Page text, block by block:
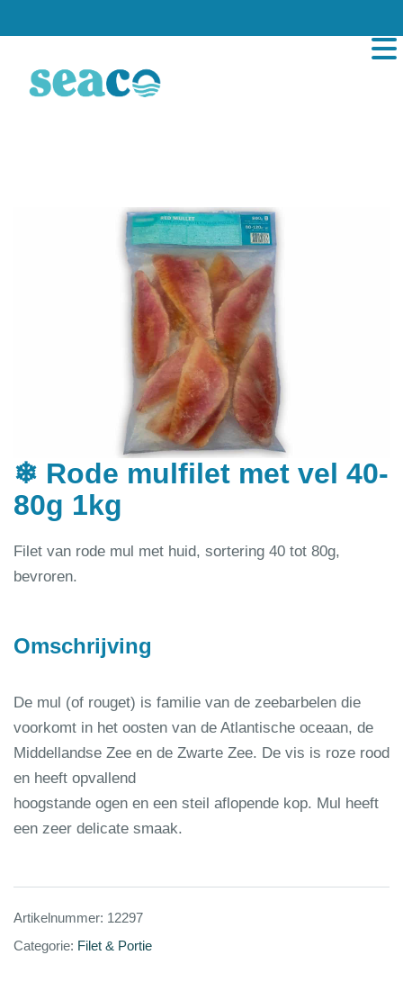
❄ Rode mulfilet met vel 40-
80g 1kg
Filet van rode mul met huid, sortering 40 tot 80g,
bevroren.
Omschrijving
De mul (of rouget) is familie van de zeebarbelen die
voorkomt in het oosten van de Atlantische oceaan, de
Middellandse Zee en de Zwarte Zee. De vis is roze rood
en heeft opvallend
hoogstande ogen en een steil aflopende kop. Mul heeft
een zeer delicate smaak.
Artikelnummer: 12297
Categorie: Filet & Portie